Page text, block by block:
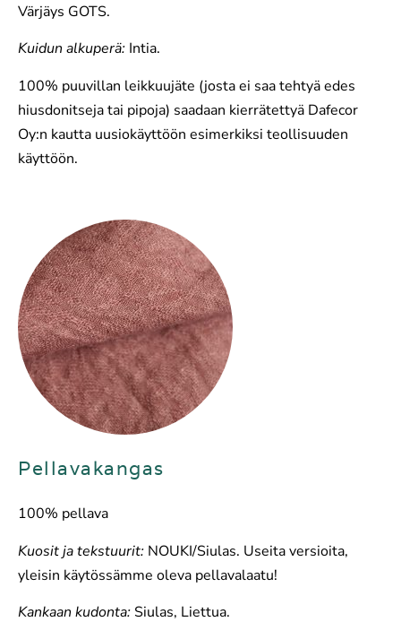
Värjäys GOTS.
Kuidun alkuperä: Intia.
100% puuvillan leikkuujäte (josta ei saa tehtyä edes
hiusdonitseja tai pipoja) saadaan kierrätettyä Dafecor
Oy:n kautta uusiokäyttöön esimerkiksi teollisuuden
käyttöön.
Pellavakangas
100% pellava
Kuosit ja tekstuurit: NOUKI/Siulas. Useita versioita,
yleisin käytössämme oleva pellavalaatu!
Kankaan kudonta: Siulas, Liettua.